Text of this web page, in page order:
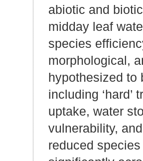
abiotic and
midday leaf
species
morphological,
hypothesized to
including
uptake, water
vulnerability,
reduced